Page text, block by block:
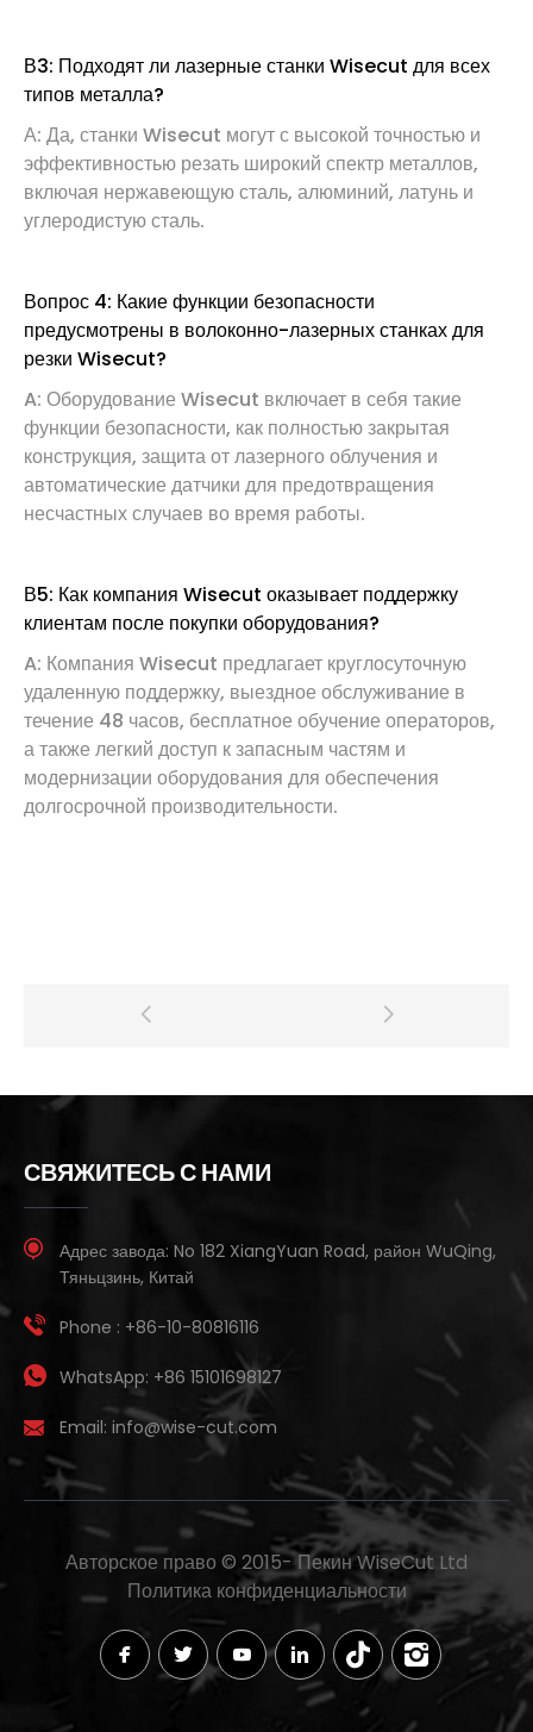
В3: Подходят ли лазерные станки Wisecut для всех
типов металла?
А: Да, станки Wisecut могут с высокой точностью и
эффективностью резать широкий спектр металлов,
включая нержавеющую сталь, алюминий, латунь и
углеродистую сталь.
Вопрос 4: Какие функции безопасности
предусмотрены в волоконно-лазерных станках для
резки Wisecut?
A: Оборудование Wisecut включает в себя такие
функции безопасности, как полностью закрытая
конструкция, защита от лазерного облучения и
автоматические датчики для предотвращения
несчастных случаев во время работы.
В5: Как компания Wisecut оказывает поддержку
клиентам после покупки оборудования?
A: Компания Wisecut предлагает круглосуточную
удаленную поддержку, выездное обслуживание в
течение 48 часов, бесплатное обучение операторов,
а также легкий доступ к запасным частям и
модернизации оборудования для обеспечения
долгосрочной производительности.
СВЯЖИТЕСЬ С НАМИ
Адрес завода: No 182 XiangYuan Road, район WuQing,
Тяньцзинь, Китай
Phone : +86-10-80816116
WhatsApp: +86 15101698127
Email: info@wise-cut.com
Авторское право © 2015-Пекин WiseCut Ltd
Политика конфиденциальности